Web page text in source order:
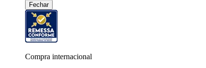
Fechar
Compra internacional